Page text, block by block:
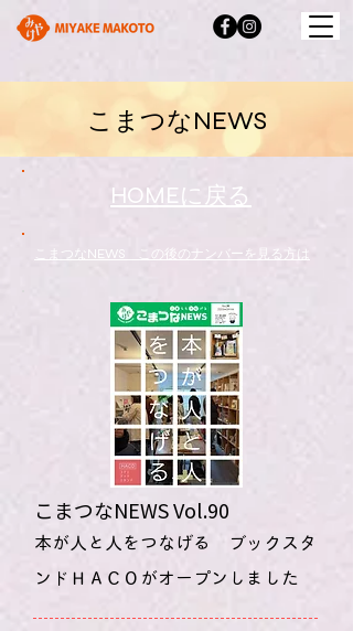
​こまつなNEWS
​HOMEに戻る
​こまつなNEWS この後のナンバーを見る方は
こまつなNEWS ​Vol.90
​本が人と人をつなげる ブックスタ
ンドＨＡＣＯがオープンしました